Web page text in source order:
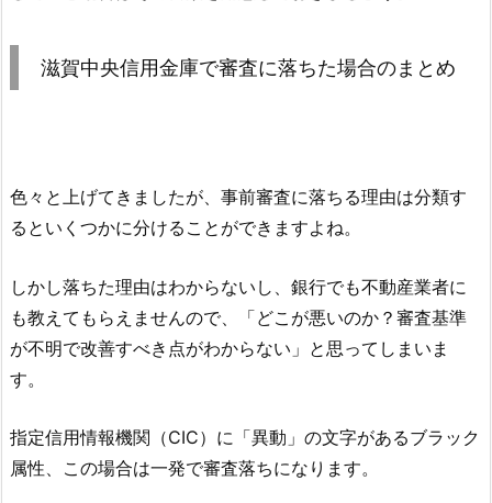
滋賀中央信用金庫で審査に落ちた場合のまとめ
色々と上げてきましたが、事前審査に落ちる理由は分類す
るといくつかに分けることができますよね。
しかし落ちた理由はわからないし、銀行でも不動産業者に
も教えてもらえませんので、「どこが悪いのか？審査基準
が不明で改善すべき点がわからない」と思ってしまいま
す。
指定信用情報機関（CIC）に「異動」の文字があるブラック
属性、この場合は一発で審査落ちになります。